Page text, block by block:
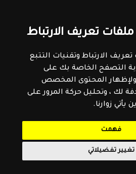
تعريف الارتباط
الارتباط وتقنيات التتبع
التصفح الخاصة بك على
، ولإظهار المحتوى المخصص
لك ، وتحليل حركة المرور على
يأتي زوارنا.
فهمت
تغيير تفضيلاتي